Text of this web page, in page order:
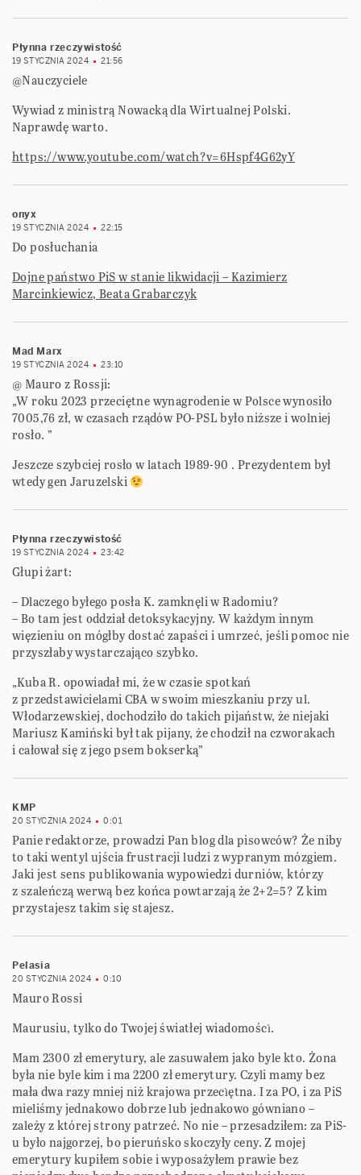
Płynna rzeczywistość
19 STYCZNIA 2024 21:56
@Nauczyciele
Wywiad z ministrą Nowacką dla Wirtualnej Polski.
Naprawdę warto.
https://www.youtube.com/watch?v=6Hspf4G62yY
onyx
19 STYCZNIA 2024 22:15
Do posłuchania
Dojne państwo PiS w stanie likwidacji – Kazimierz
Marcinkiewicz, Beata Grabarczyk
Mad Marx
19 STYCZNIA 2024 23:10
@ Mauro z Rossji:
„W roku 2023 przeciętne wynagrodenie w Polsce wynosiło
7005,76 zł, w czasach rządów PO-PSL było niższe i wolniej
rosło. ”
Jeszcze szybciej rosło w latach 1989-90 . Prezydentem był
wtedy gen Jaruzelski
Płynna rzeczywistość
19 STYCZNIA 2024 23:42
Głupi żart:
– Dlaczego byłego posła K. zamknęli w Radomiu?
– Bo tam jest oddział detoksykacyjny. W każdym innym
więzieniu on mógłby dostać zapaści i umrzeć, jeśli pomoc nie
przyszłaby wystarczająco szybko.
„Kuba R. opowiadał mi, że w czasie spotkań
z przedstawicielami CBA w swoim mieszkaniu przy ul.
Włodarzewskiej, dochodziło do takich pijaństw, że niejaki
Mariusz Kamiński był tak pijany, że chodził na czworakach
i całował się z jego psem bokserką”
KMP
20 STYCZNIA 2024 0:01
Panie redaktorze, prowadzi Pan blog dla pisowców? Że niby
to taki wentyl ujścia frustracji ludzi z wypranym mózgiem.
Jaki jest sens publikowania wypowiedzi durniów, którzy
z szaleńczą werwą bez końca powtarzają że 2+2=5? Z kim
przystajesz takim się stajesz.
Pelasia
20 STYCZNIA 2024 0:10
Mauro Rossi
Maurusiu, tylko do Twojej światłej wiadomoścì.
Mam 2300 zł emerytury, ale zasuwałem jako byle kto. Żona
była nie byle kim i ma 2200 zł emerytury. Czyli mamy bez
mała dwa razy mniej niż krajowa przecìętna. I za PO, i za PiS
mieliśmy jednakowo dobrze lub jednakowo gówniano –
zależy z której strony patrzeć. No nie – przesadziłem: za PiS-
u było najgorzej, bo pieruńsko skoczyły ceny. Z mojej
emerytury kupiłem sobie i wyposażyłem prawie bez